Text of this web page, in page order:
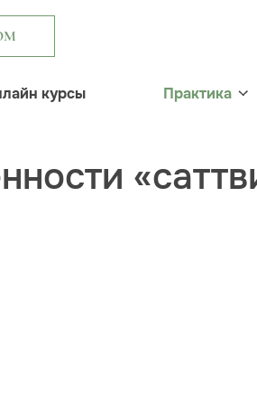
курсы Практика